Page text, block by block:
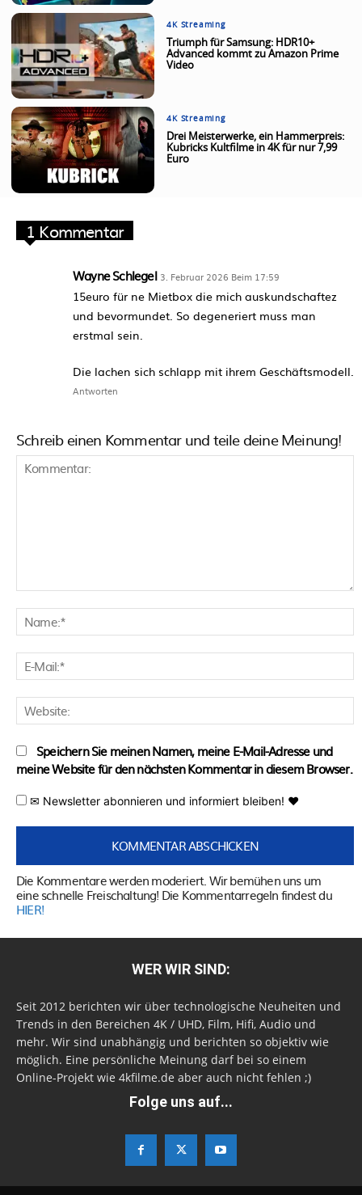
4K Streaming
Triumph für Samsung: HDR10+
Advanced kommt zu Amazon Prime
Video
4K Streaming
Drei Meisterwerke, ein Hammerpreis:
Kubricks Kultfilme in 4K für nur 7,99
Euro
1 Kommentar
Wayne Schlegel 3. Februar 2026 Beim 17:59
15euro für ne Mietbox die mich auskundschaftez
und bevormundet. So degeneriert muss man
erstmal sein.
Die lachen sich schlapp mit ihrem Geschäftsmodell.
Antworten
Schreib einen Kommentar und teile deine Meinung!
Speichern Sie meinen Namen, meine E-Mail-Adresse und
meine Website für den nächsten Kommentar in diesem Browser.
✉ Newsletter abonnieren und informiert bleiben! ♥
Die Kommentare werden moderiert. Wir bemühen uns um
eine schnelle Freischaltung! Die Kommentarregeln findest du
HIER!
WER WIR SIND:
Seit 2012 berichten wir über technologische Neuheiten und
Trends in den Bereichen 4K / UHD, Film, Hifi, Audio und
mehr. Wir sind unabhängig und berichten so objektiv wie
möglich. Eine persönliche Meinung darf bei so einem
Online-Projekt wie 4kfilme.de aber auch nicht fehlen ;)
Folge uns auf...